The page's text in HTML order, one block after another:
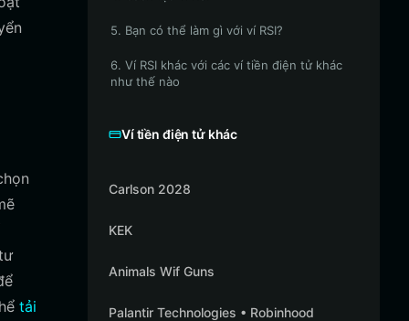
tải
5. Bạn có thể làm gì với ví RSI?
6. Ví RSI khác với các ví tiền điện tử khác
như thế nào
Ví tiền điện tử khác
Carlson 2028
KEK
Animals Wif Guns
Palantir Technologies • Robinhood